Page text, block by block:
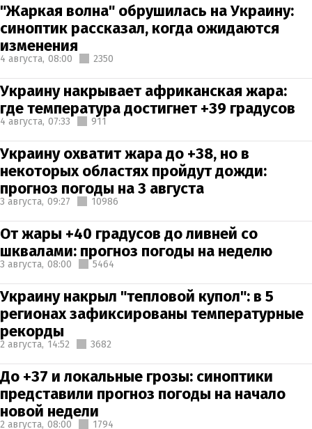
"Жаркая волна" обрушилась на Украину:
синоптик рассказал, когда ожидаются
изменения
4 августа, 08:00 2350
Украину накрывает африканская жара:
где температура достигнет +39 градусов
4 августа, 07:33 911
Украину охватит жара до +38, но в
некоторых областях пройдут дожди:
прогноз погоды на 3 августа
3 августа, 09:27 10986
От жары +40 градусов до ливней со
шквалами: прогноз погоды на неделю
3 августа, 08:00 5464
Украину накрыл "тепловой купол": в 5
регионах зафиксированы температурные
рекорды
2 августа, 14:52 3682
До +37 и локальные грозы: синоптики
представили прогноз погоды на начало
новой недели
2 августа, 08:00 1794